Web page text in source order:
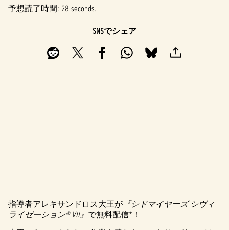
予想読了時間 28 seconds
SNSでシェア
A
指導者アレキサンドロス大王が 『シドマイヤーズ シヴィ
ライゼーション® VII』 で無料配信*！